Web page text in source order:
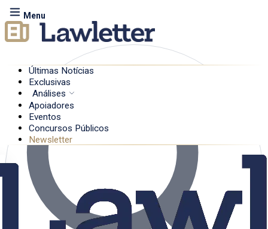
Menu
Últimas Notícias
Exclusivas
Análises
Apoiadores
Eventos
Concursos Públicos
Newsletter